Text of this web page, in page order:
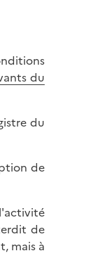
du
du
de
de
mais à